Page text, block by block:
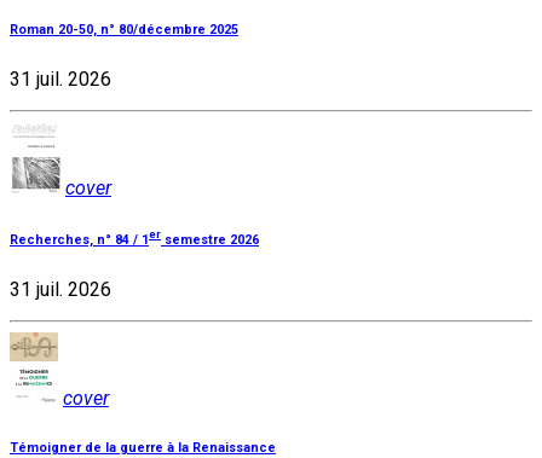
Roman 20-50, n° 80/décembre 2025
31 juil. 2026
cover
Recherches, n° 84 / 1 er semestre 2026
31 juil. 2026
cover
Témoigner de la guerre à la Renaissance